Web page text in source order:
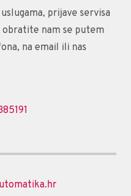
prijave servisa
nam se putem
na email ili nas